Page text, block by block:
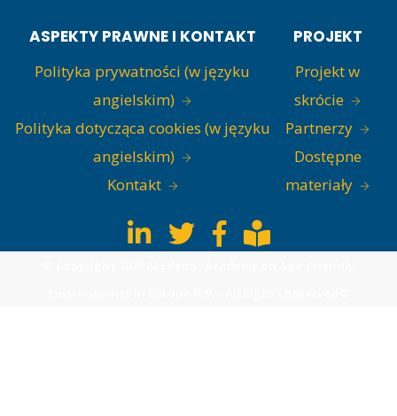
ASPEKTY PRAWNE I KONTAKT
Polityka prywatności (w języku
angielskim)
Polityka dotycząca cookies (w języku
angielskim)
Kontakt
PROJEKT
Projekt w
skrócie
Partnerzy
Dostępne
materiały